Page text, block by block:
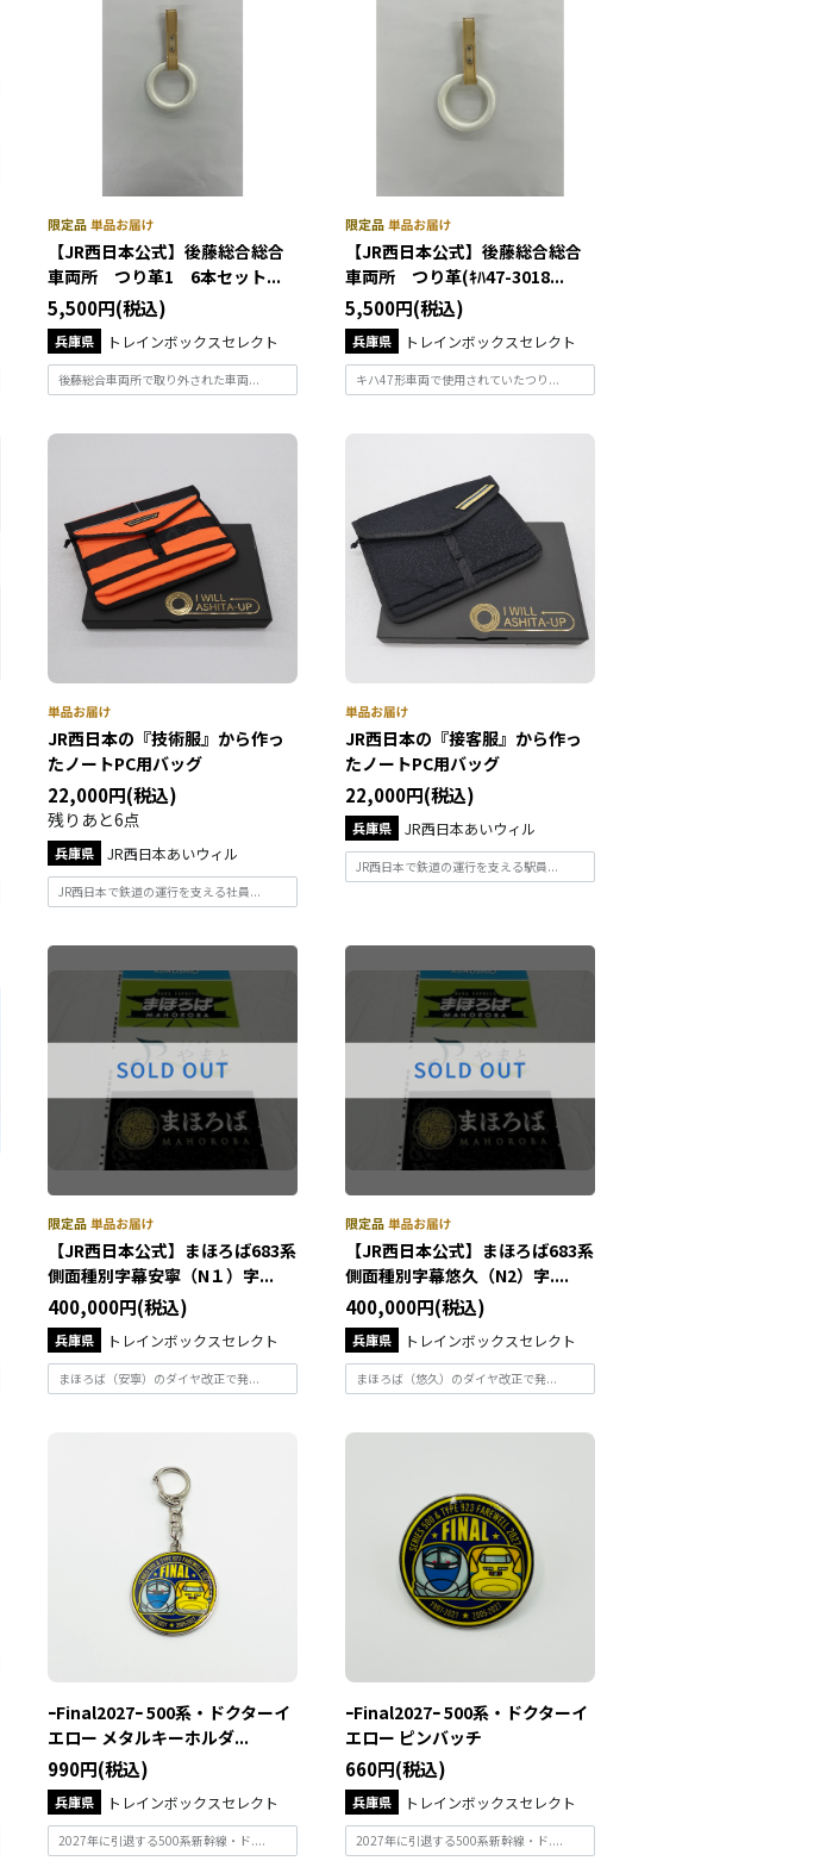
【JR西日本公式】後藤総合総合
車両所 つり革1 6本セット...
5,500円(税込)
兵庫県 トレインボックスセレクト
後藤総合車両所で取り外された車両...
【JR西日本公式】後藤総合総合
車両所 つり革(ｷﾊ47-3018...
5,500円(税込)
兵庫県 トレインボックスセレクト
キハ47形車両で使用されていたつり...
JR西日本の『技術服』から作っ
たノートPC用バッグ
22,000円(税込)
残りあと6点
兵庫県 JR西日本あいウィル
JR西日本で鉄道の運行を支える社員...
JR西日本の『接客服』から作っ
たノートPC用バッグ
22,000円(税込)
兵庫県 JR西日本あいウィル
JR西日本で鉄道の運行を支える駅員...
【JR西日本公式】まほろば683系
側面種別字幕安寧（N１）字...
400,000円(税込)
兵庫県 トレインボックスセレクト
まほろば（安寧）のダイヤ改正で発...
【JR西日本公式】まほろば683系
側面種別字幕悠久（N2）字....
400,000円(税込)
兵庫県 トレインボックスセレクト
まほろば（悠久）のダイヤ改正で発...
ｰFinal2027ｰ 500系・ドクターイ
エロー メタルキーホルダ...
990円(税込)
兵庫県 トレインボックスセレクト
2027年に引退する500系新幹線・ド....
ｰFinal2027ｰ 500系・ドクターイ
エロー ピンバッチ
660円(税込)
兵庫県 トレインボックスセレクト
2027年に引退する500系新幹線・ド....